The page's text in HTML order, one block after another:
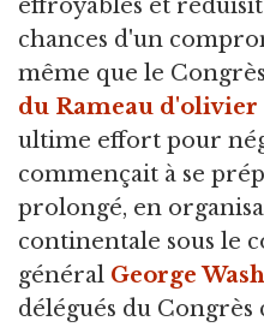
effroyables et
chances d'un
même que le
du Rameau d'olivier
ultime effort pour
commençait à se
prolongé, en
continentale sous le
général George
délégués du